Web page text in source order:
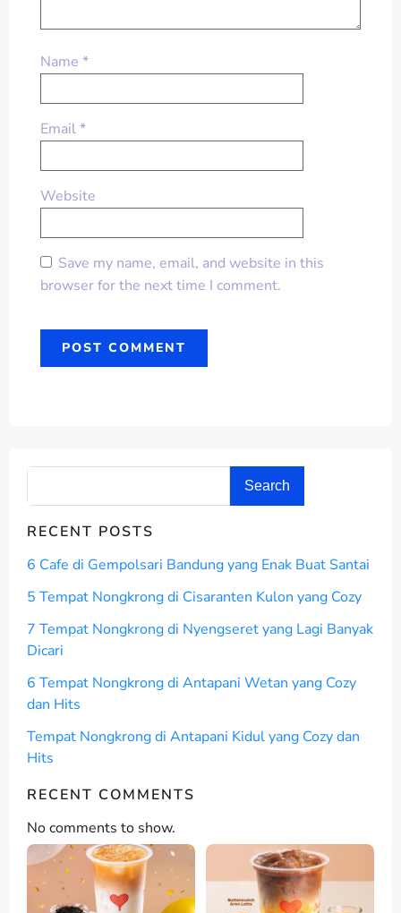
Name *
Email*
Website
Save my name, email, and website in this
browser for the next time I comment.
Search
RECENT POSTS
6 Cafe di Gempolsari Bandung yang Enak Buat Santai
5 Tempat Nongkrong di Cisaranten Kulon yang Cozy
7 Tempat Nongkrong di Nyengseret yang Lagi Banyak
Dicari
6 Tempat Nongkrong di Antapani Wetan yang Cozy
dan Hits
Tempat Nongkrong di Antapani Kidul yang Cozy dan
Hits
RECENT COMMENTS
No comments to show.